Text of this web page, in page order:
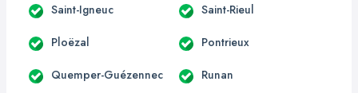
Saint-Igneuc Saint-Rieul
Ploëzal Pontrieux
Quemper-Guézennec Runan